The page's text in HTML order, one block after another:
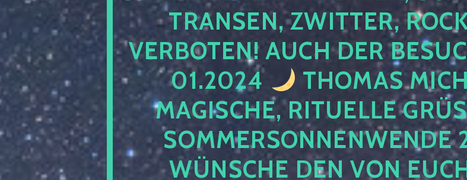
TRANSEN, ZWITTER,
VERBOTEN! AUCH DER
01.2024
THOMAS
MAGISCHE, RITUELLE
WÜNSCHE DEN VON